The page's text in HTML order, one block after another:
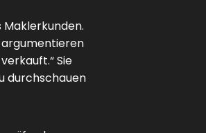
Maklerkunden.
argumentieren
Sie
durchschauen